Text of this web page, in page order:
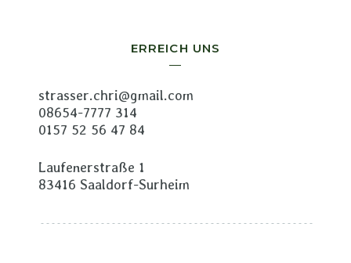
ERREICH UNS
strasser.chri@gmail.com
08654-7777 314
0157 52 56 47 84
Laufenerstraße 1
83416 Saaldorf-Surheim